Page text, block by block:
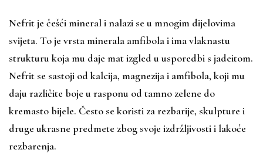
Nefrit je češći mineral i nalazi se u mnogim dijelovima
svijeta. To je vrsta minerala amfibola i ima vlaknastu
strukturu koja mu daje mat izgled u usporedbi s jadeitom.
Nefrit se sastoji od kalcija, magnezija i amfibola, koji mu
daju različite boje u rasponu od tamno zelene do
kremasto bijele. Često se koristi za rezbarije, skulpture i
druge ukrasne predmete zbog svoje izdržljivosti i lakoće
rezbarenja.